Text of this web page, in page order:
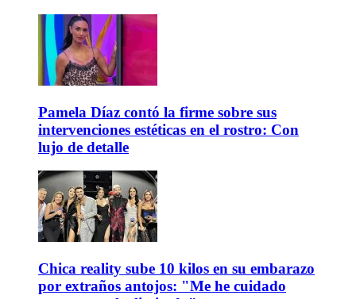
Pamela Díaz contó la firme sobre sus
intervenciones estéticas en el rostro: Con
lujo de detalle
Chica reality sube 10 kilos en su embarazo
por extraños antojos: "Me he cuidado